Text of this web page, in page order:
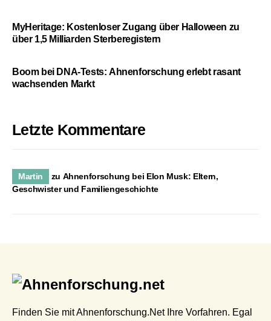
MyHeritage: Kostenloser Zugang über Halloween zu
über 1,5 Milliarden Sterberegistern
Boom bei DNA-Tests: Ahnenforschung erlebt rasant
wachsenden Markt
Letzte Kommentare
Martin zu Ahnenforschung bei Elon Musk: Eltern,
Geschwister und Familiengeschichte
Finden Sie mit Ahnenforschung.Net Ihre Vorfahren. Egal